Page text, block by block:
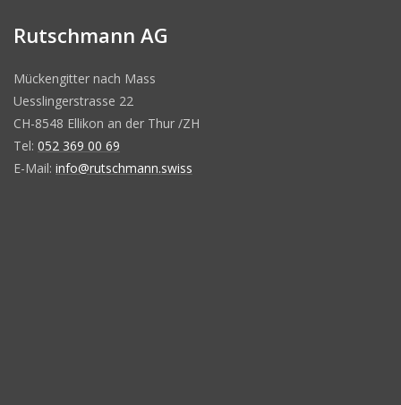
Rutschmann AG
Mückengitter nach Mass
Uesslingerstrasse 22
CH-8548 Ellikon an der Thur /ZH
Tel: 052 369 00 69
E-Mail: info@rutschmann.swiss